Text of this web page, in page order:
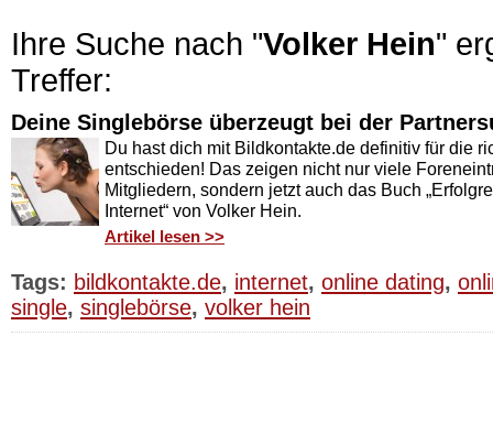
Ihre Suche nach "Volker Hein"
Treffer:
Deine Singlebörse überzeugt bei der
Du hast dich mit Bildkontakte.de definitiv für die
entschieden! Das zeigen nicht nur viele
Mitgliedern, sondern jetzt auch das Buch
Internet“ von Volker Hein.
Artikel lesen >>
Tags: bildkontakte.de, internet, online dating,
single, singlebörse, volker hein